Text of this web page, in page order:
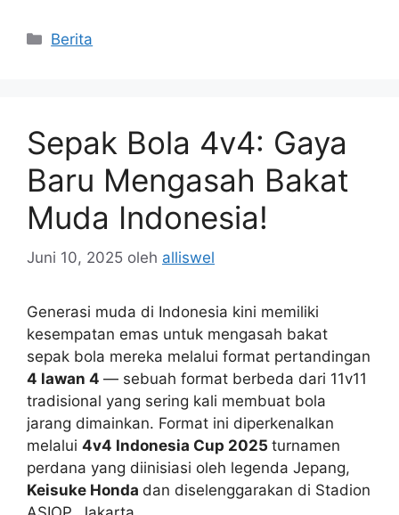
Kategori
Berita
Sepak Bola 4v4: Gaya
Baru Mengasah Bakat
Muda Indonesia!
Juni 10, 2025 oleh alliswel
Generasi muda di Indonesia kini memiliki
kesempatan emas untuk mengasah bakat
sepak bola mereka melalui format pertandingan
4 lawan 4 — sebuah format berbeda dari 11v11
tradisional yang sering kali membuat bola
jarang dimainkan. Format ini diperkenalkan
melalui 4v4 Indonesia Cup 2025 turnamen
perdana yang diinisiasi oleh legenda Jepang,
Keisuke Honda dan diselenggarakan di Stadion